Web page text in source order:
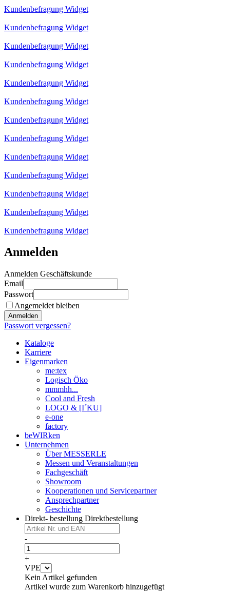
Kundenbefragung Widget
Kundenbefragung Widget
Kundenbefragung Widget
Kundenbefragung Widget
Kundenbefragung Widget
Kundenbefragung Widget
Kundenbefragung Widget
Kundenbefragung Widget
Kundenbefragung Widget
Kundenbefragung Widget
Kundenbefragung Widget
Kundenbefragung Widget
Kundenbefragung Widget
Anmelden
Anmelden Geschäftskunde
Email
Passwort
Angemeldet bleiben
Anmelden
Passwort vergessen?
Kataloge
Karriere
Eigenmarken
me:tex
Logisch Öko
mmmhh...
Cool and Fresh
LOGO & [I´KU]
e-one
factory
beWIRken
Unternehmen
Über MESSERLE
Messen und Veranstaltungen
Fachgeschäft
Showroom
Kooperationen und Servicepartner
Ansprechpartner
Geschichte
Direkt- bestellung Direktbestellung
-
+
VPE
Kein Artikel gefunden
Artikel wurde zum Warenkorb hinzugefügt